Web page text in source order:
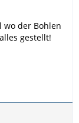
wo der Bohlen
gestellt!